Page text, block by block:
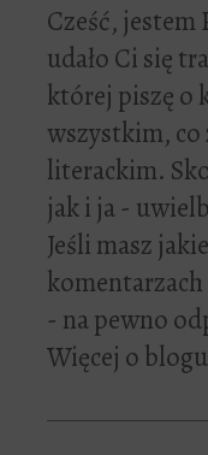
Cześć, jestem
udało Ci się
której piszę o
wszystkim, co
literackim.
jak i ja -
Jeśli masz
- na pewno
Więcej o